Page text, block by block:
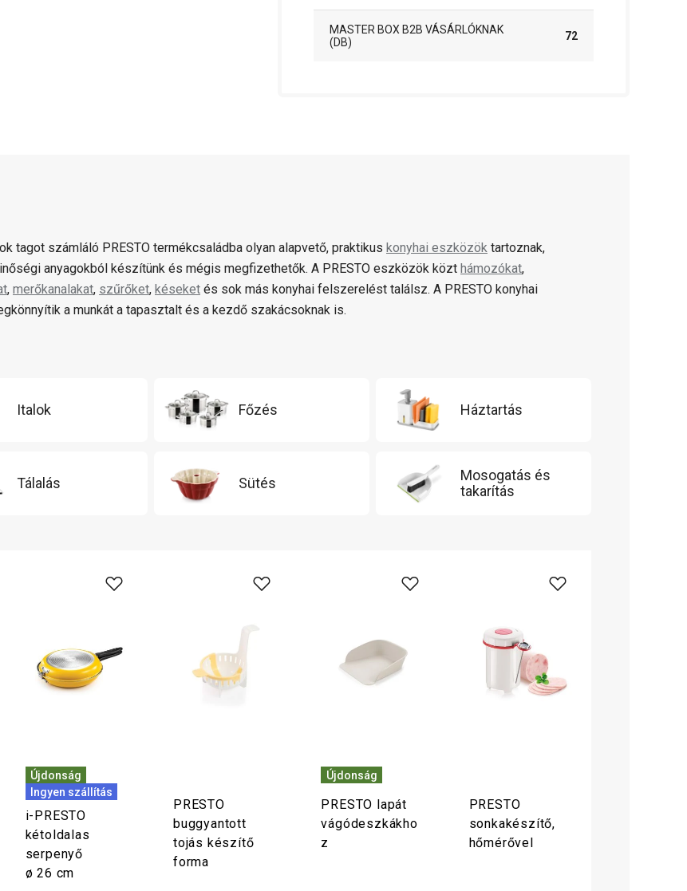
MASTER BOX B2B VÁSÁRLÓKNAK
(DB)
72
tagot számláló PRESTO termékcsaládba olyan alapvető, praktikus konyhai eszközök tartoznak,
anyagokból készítünk és mégis megfizethetők. A PRESTO eszközök közt hámozókat,
, merőkanalakat, szűrőket, késeket és sok más konyhai felszerelést találsz. A PRESTO konyhai
a munkát a tapasztalt és a kezdő szakácsoknak is.
Italok Főzés Háztartás
Tálalás Sütés
Mosogatás és
takarítás
Újdonság
Ingyen szállítás
i-PRESTO
kétoldalas
serpenyő
ø 26 cm
PRESTO
buggyantott
tojás készítő
forma
Újdonság
PRESTO lapát
vágódeszkákho
z
PRESTO
sonkakészítő,
hőmérővel